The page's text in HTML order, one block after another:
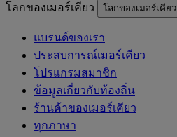
โลกของเมอร์เคียว โลกของเมอร์เคียว
แบรนด์ของเรา
ประสบการณ์เมอร์เคียว
โปรแกรมสมาชิก
ข้อมูลเกี่ยวกับท้องถิ่น
ร้านค้าของเมอร์เคียว
ทุกภาษา